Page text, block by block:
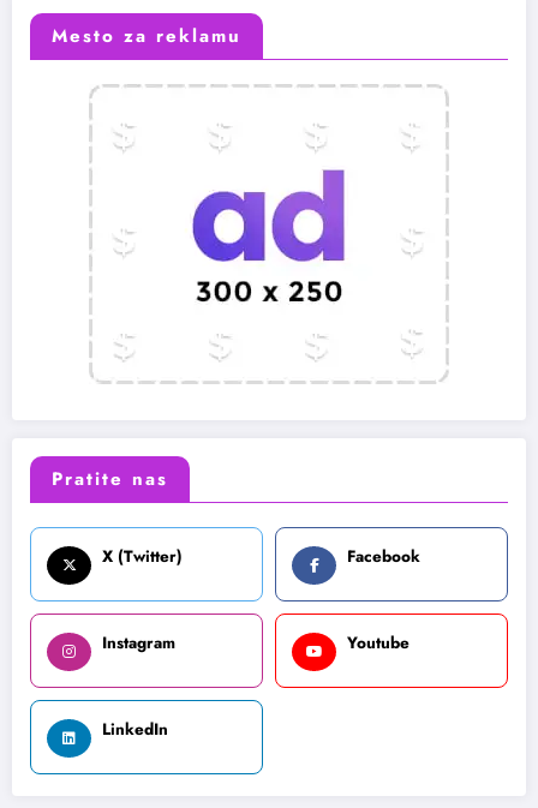
Mesto za reklamu
Pratite nas
X (Twitter) Facebook
Instagram Youtube
LinkedIn